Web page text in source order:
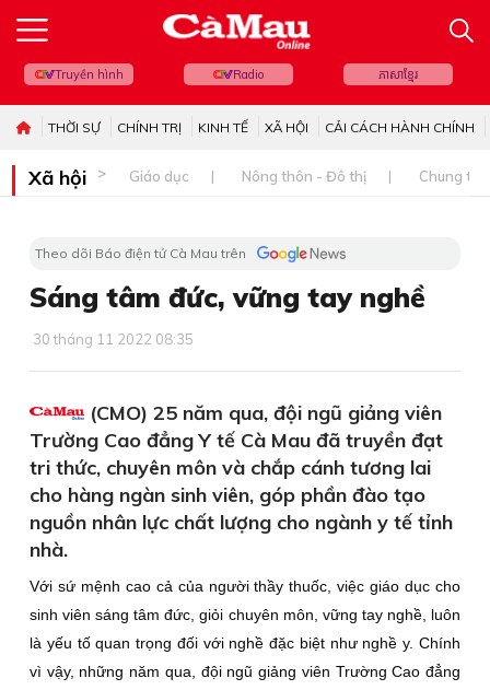
Truyền hình Radio ភាសាខ្មែរ
THỜI SỰ CHÍNH TRỊ KINH TẾ XÃ HỘI CẢI CÁCH HÀNH CHÍNH
Xã hội Giáo dục Nông thôn - Đô thị Chung
Theo dõi Báo điện tử Cà Mau trên
Sáng tâm đức, vững tay nghề
30 tháng 11 2022 08:35
(CMO) 25 năm qua, đội ngũ giảng viên
Trường Cao đẳng Y tế Cà Mau đã truyền đạt
tri thức, chuyên môn và chắp cánh tương lai
cho hàng ngàn sinh viên, góp phần đào tạo
nguồn nhân lực chất lượng cho ngành y tế tỉnh
nhà.
Với sứ mệnh cao cả của người thầy thuốc, việc giáo dục cho
sinh viên sáng tâm đức, giỏi chuyên môn, vững tay nghề, luôn
là yếu tố quan trọng đối với nghề đặc biệt như nghề y. Chính
vì vậy, những năm qua, đội ngũ giảng viên Trường Cao đẳng